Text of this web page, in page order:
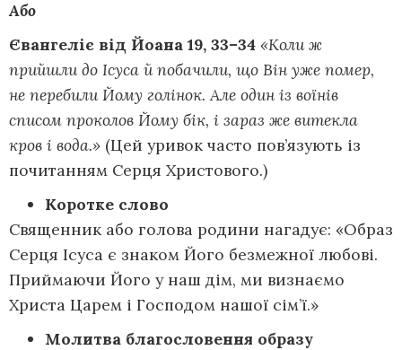
Або
Євангеліє від Йоана 19, 33–34 «Коли ж
прийшли до Ісуса й побачили, що Він уже помер,
не перебили Йому голінок. Але один із воїнів
списом проколов Йому бік, і зараз же витекла
кров і вода.» (Цей уривок часто пов’язують із
почитанням Серця Христового.)
Коротке слово
Священник або голова родини нагадує: «Образ
Серця Ісуса є знаком Його безмежної любові.
Приймаючи Його у наш дім, ми визнаємо
Христа Царем і Господом нашої сім’ї.»
Молитва благословення образу